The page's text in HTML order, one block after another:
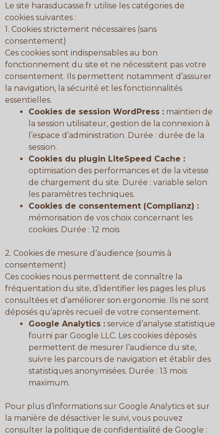
Le site harasducasse.fr utilise les catégories de
cookies suivantes :
1. Cookies strictement nécessaires (sans
consentement)
Ces cookies sont indispensables au bon
fonctionnement du site et ne nécessitent pas votre
consentement. Ils permettent notamment d’assurer
la navigation, la sécurité et les fonctionnalités
essentielles.
Cookies de session WordPress : maintien de
la session utilisateur, gestion de la connexion à
l’espace d’administration. Durée : durée de la
session.
Cookies du plugin LiteSpeed Cache :
optimisation des performances et de la vitesse
de chargement du site. Durée : variable selon
les paramètres techniques.
Cookies de consentement (Complianz) :
mémorisation de vos choix concernant les
cookies. Durée : 12 mois.
2. Cookies de mesure d’audience (soumis à
consentement)
Ces cookies nous permettent de connaître la
fréquentation du site, d’identifier les pages les plus
consultées et d’améliorer son ergonomie. Ils ne sont
déposés qu’après recueil de votre consentement.
Google Analytics : service d’analyse statistique
fourni par Google LLC. Les cookies déposés
permettent de mesurer l’audience du site,
suivre les parcours de navigation et établir des
statistiques anonymisées. Durée : 13 mois
maximum.
Pour plus d’informations sur Google Analytics et sur
la manière de désactiver le suivi, vous pouvez
consulter la politique de confidentialité de Google :